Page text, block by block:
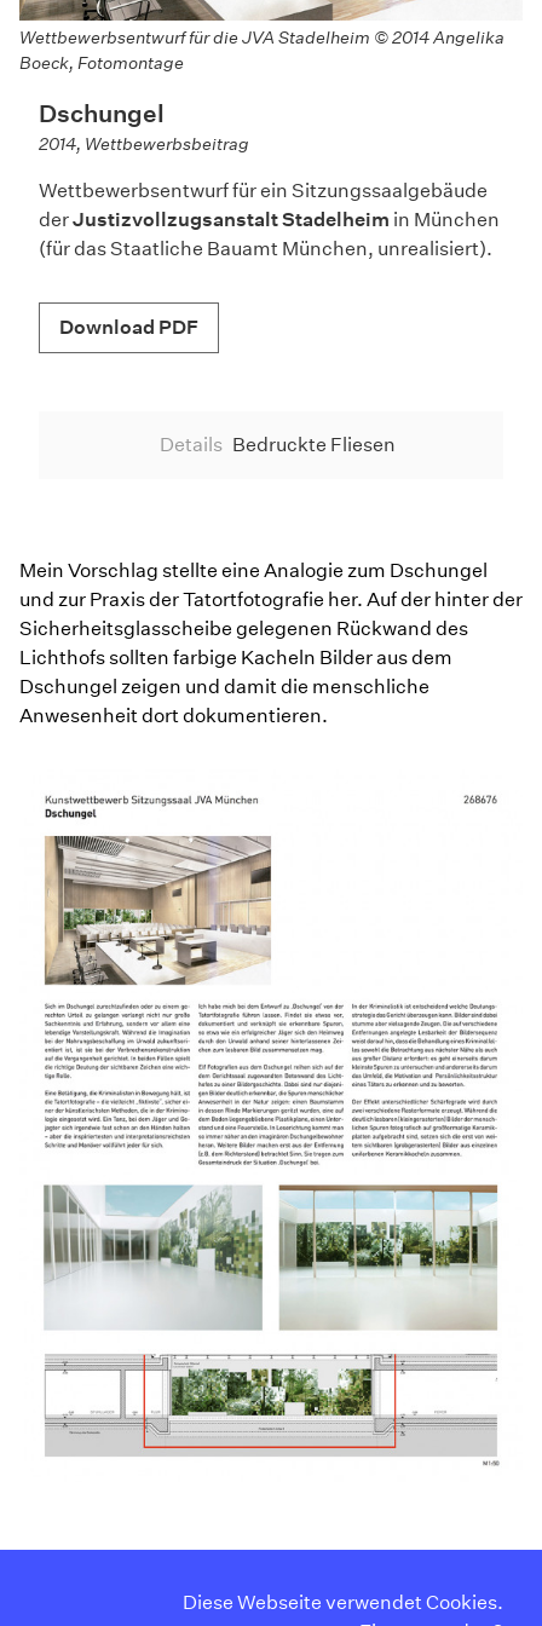
Wettbewerbsentwurf für die JVA Stadelheim © 2014 Angelika
Boeck, Fotomontage
Dschungel
2014, Wettbewerbsbeitrag
Wettbewerbsentwurf für ein Sitzungssaalgebäude
derJustizvollzugsanstalt Stadelheim in München
(für das Staatliche Bauamt München, unrealisiert).
Download PDF
Details Bedruckte Fliesen
Mein Vorschlag stellte eine Analogie zum Dschungel
und zur Praxis der Tatortfotografie her. Auf der hinter der
Sicherheitsglasscheibe gelegenen Rückwand des
Lichthofs sollten farbige Kacheln Bilder aus dem
Dschungel zeigen und damit die menschliche
Anwesenheit dort dokumentieren.
Instagram
Diese Webseite verwendet Cookies.